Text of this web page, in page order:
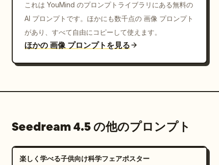
これは YouMind のプロンプトライブラリにある無料の
AI プロンプトです。ほかにも数千点の 画像 プロンプト
があり、すべて自由にコピーして使えます。
ほかの 画像 プロンプトを見る
Seedream 4.5 の他のプロンプト
楽しく学べる子供向け科学フェアポスター